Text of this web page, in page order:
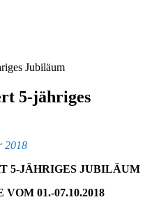
Jubiläum
5-jähriges
2018
5-JÄHRIGES JUBILÄUM
01.-07.10.2018